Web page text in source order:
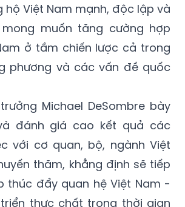
hộ Việt Nam mạnh, độc lập và
mong muốn tăng cường hợp
ở tầm chiến lược cả trong
phương và các vấn đề quốc
Michael DeSombre bày
đánh giá cao kết quả các
với cơ quan, bộ, ngành Việt
thăm, khẳng định sẽ tiếp
thúc đẩy quan hệ Việt Nam -
thực chất trong thời gian